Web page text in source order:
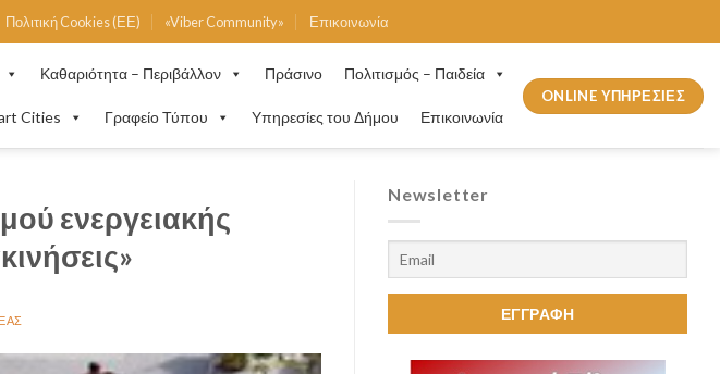
Πολιτική Cookies (ΕΕ) «Viber Community» Επικοινωνία
Καθαριότητα – Περιβάλλον Πράσινο Πολιτισμός – Παιδεία
Cities Γραφείο Τύπου Υπηρεσίες του Δήμου Επικοινωνία
ONLINE ΥΠΗΡΕΣΙΕΣ
ενεργειακής
Newsletter